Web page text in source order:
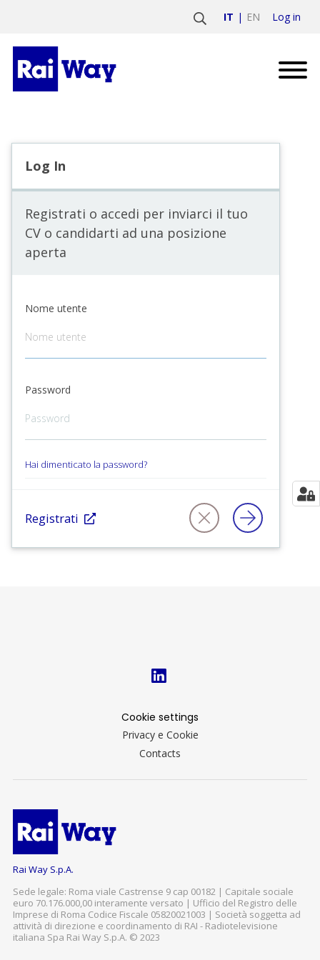
IT EN Log in
Log In
Registrati o accedi per inviarci il tuo
CV o candidarti ad una posizione
aperta
Nome utente
Password
Hai dimenticato la password?
Registrati
Cookie settings
Privacy e Cookie
Contacts
Rai Way S.p.A.
Sede legale: Roma viale Castrense 9 cap 00182 | Capitale sociale
euro 70.176.000,00 interamente versato | Ufficio del Registro delle
Imprese di Roma Codice Fiscale 05820021003 | Società soggetta ad
attività di direzione e coordinamento di RAI - Radiotelevisione
italiana Spa Rai Way S.p.A. © 2023